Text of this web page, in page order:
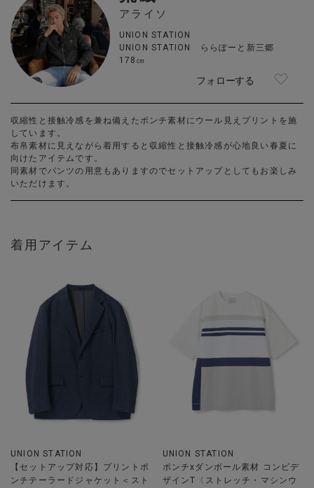
アライソ
UNION STATION
UNION STATION ららぽーと新三郷
178㎝
フォローする
収縮性と接触冷感を兼ね備えたポンチ素材にウール見えプリントを施
しています。
布帛素材に見えながら着用すると収縮性と接触冷感が心地良い春夏に
向けたアイテムです。
同素材でパンツの用意もありますのでセットアップとしてもお楽しみ
いただけます。
着用アイテム
UNION STATION
【セットアップ対応】プリントポ
ンチテーラードジャケット＜スト
UNION STATION
ポンチxダンボール素材 コンビデ
ザインT〈ストレッチ・マシンウ